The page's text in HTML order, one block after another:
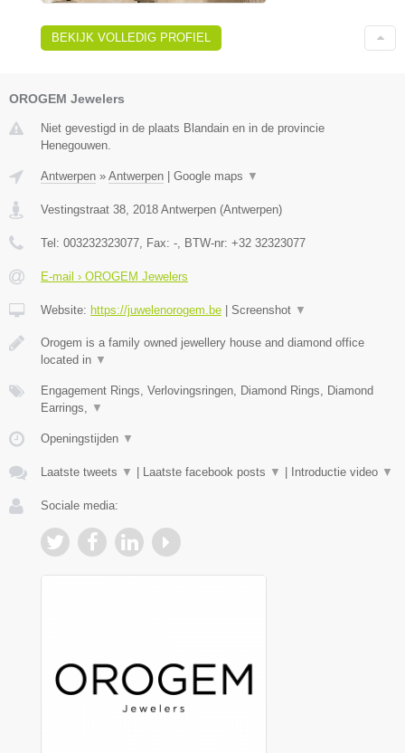
BEKIJK VOLLEDIG PROFIEL
OROGEM Jewelers
Niet gevestigd in de plaats Blandain en in de provincie
Henegouwen.
Antwerpen » Antwerpen Google maps ▼
Vestingstraat 38 2018 Antwerpen (Antwerpen)
Tel: 003232323077 , Fax: - , BTW-nr: +32 32323077
E-mail › OROGEM Jewelers
Website: https://juwelenorogem.be Screenshot ▼
Orogem is a family owned jewellery house and diamond office
located in ▼
Engagement Rings, Verlovingsringen, Diamond Rings, Diamond
Earrings,
▼
Openingstijden ▼
Laatste tweets ▼ Laatste facebook posts ▼ Introductie video ▼
Sociale media: